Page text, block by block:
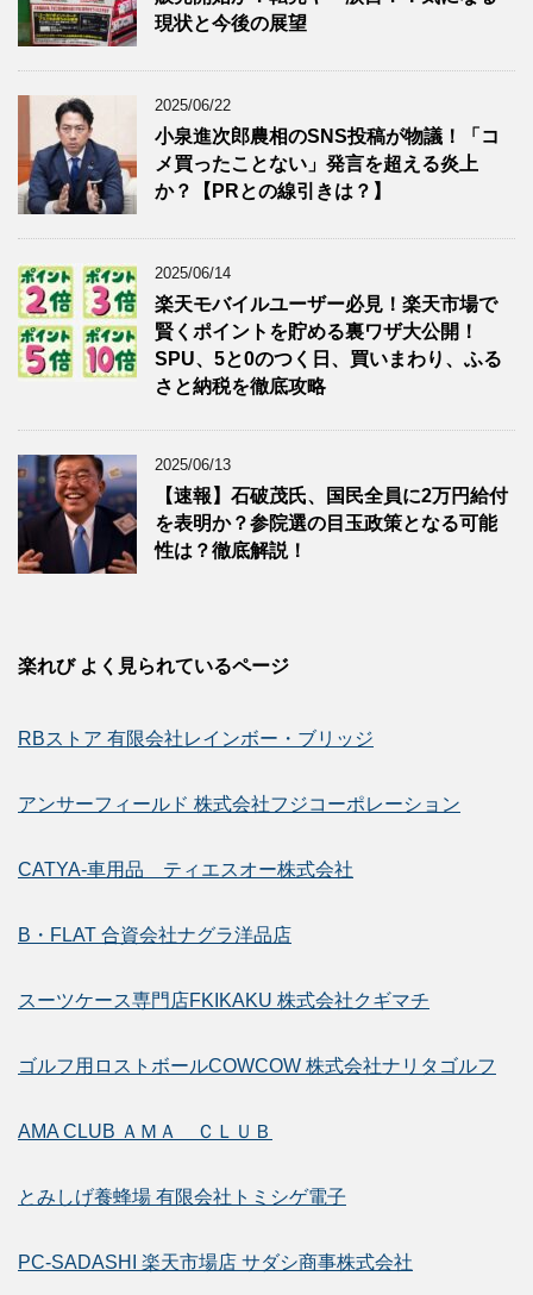
現状と今後の展望
2025/06/22
小泉進次郎農相のSNS投稿が物議！「コ
メ買ったことない」発言を超える炎上
か？【PRとの線引きは？】
2025/06/14
楽天モバイルユーザー必見！楽天市場で
賢くポイントを貯める裏ワザ大公開！
SPU、5と0のつく日、買いまわり、ふる
さと納税を徹底攻略
2025/06/13
【速報】石破茂氏、国民全員に2万円給付
を表明か？参院選の目玉政策となる可能
性は？徹底解説！
楽れび よく見られているページ
RBストア 有限会社レインボー・ブリッジ
アンサーフィールド 株式会社フジコーポレーション
CATYA-車用品 ティエスオー株式会社
B・FLAT 合資会社ナグラ洋品店
スーツケース専門店FKIKAKU 株式会社クギマチ
ゴルフ用ロストボールCOWCOW 株式会社ナリタゴルフ
AMA CLUB ＡＭＡ ＣＬＵＢ
とみしげ養蜂場 有限会社トミシゲ電子
PC-SADASHI 楽天市場店 サダシ商事株式会社